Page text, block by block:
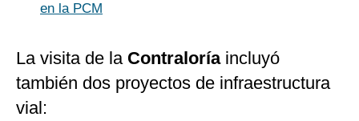
en la PCM
La visita de la Contraloríaincluyó
también dos proyectos de infraestructura
vial: